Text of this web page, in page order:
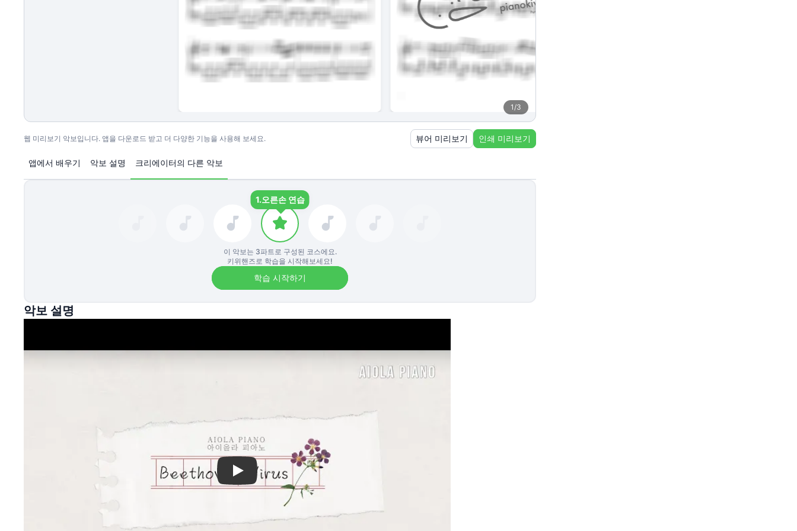
1/3
웹 미리보기 악보입니다. 앱을 다운로드 받고 더 다양한 기능을 사용해 보세요. 뷰어 미리보기 인쇄 미리보기
앱에서 배우기 악보 설명 크리에이터의 다른 악보
1.오른손 연습
이 악보는 3파트로 구성된 코스에요.
키위핸즈로 학습을 시작해보세요!
학습 시작하기
악보 설명
Play